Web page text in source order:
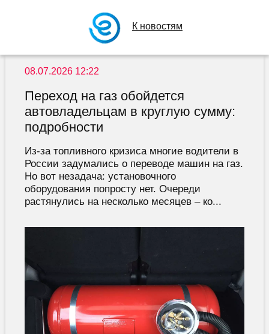
К новостям
08.07.2026 12:22
Переход на газ обойдется
автовладельцам в круглую сумму:
подробности
Из-за топливного кризиса многие водители в
России задумались о переводе машин на газ.
Но вот незадача: установочного
оборудования попросту нет. Очереди
растянулись на несколько месяцев – ко...